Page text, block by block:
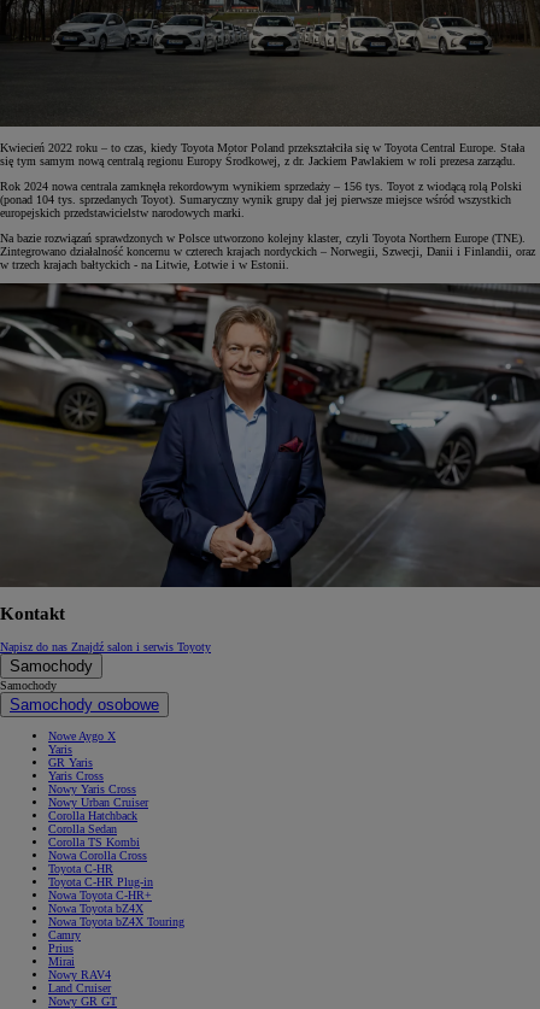
Kwiecień 2022 roku – to czas, kiedy Toyota Motor Poland przekształciła się w Toyota Central Europe. Stała
się tym samym nową centralą regionu Europy Środkowej, z dr. Jackiem Pawlakiem w roli prezesa zarządu.
Rok 2024 nowa centrala zamknęła rekordowym wynikiem sprzedaży – 156 tys. Toyot z wiodącą rolą Polski
(ponad 104 tys. sprzedanych Toyot). Sumaryczny wynik grupy dał jej pierwsze miejsce wśród wszystkich
europejskich przedstawicielstw narodowych marki.
Na bazie rozwiązań sprawdzonych w Polsce utworzono kolejny klaster, czyli Toyota Northern Europe (TNE).
Zintegrowano działalność koncernu w czterech krajach nordyckich – Norwegii, Szwecji, Danii i Finlandii, oraz
w trzech krajach bałtyckich - na Litwie, Łotwie i w Estonii.
Kontakt
Napisz do nas Znajdź salon i serwis Toyoty
Samochody
Samochody
Samochody osobowe
Nowe Aygo X
Yaris
GR Yaris
Yaris Cross
Nowy Yaris Cross
Nowy Urban Cruiser
Corolla Hatchback
Corolla Sedan
Corolla TS Kombi
Nowa Corolla Cross
Toyota C-HR
Toyota C-HR Plug-in
Nowa Toyota C-HR+
Nowa Toyota bZ4X
Nowa Toyota bZ4X Touring
Camry
Prius
Mirai
Nowy RAV4
Land Cruiser
Nowy GR GT